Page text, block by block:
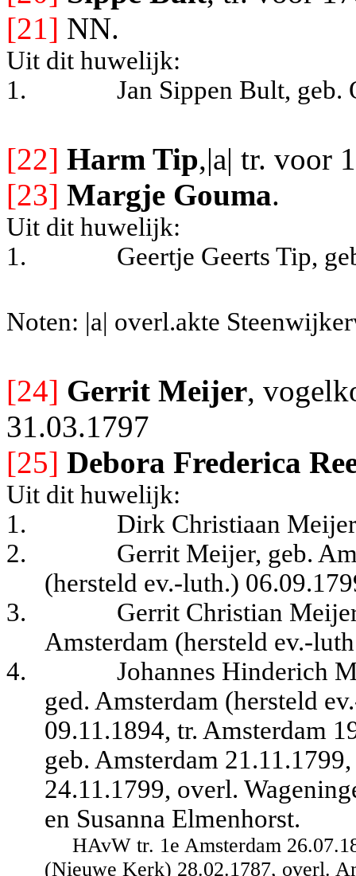
[21] NN.
Uit dit huwelijk:
1.
Jan Sippen Bult,
[22] Harm Tip,|a| tr. voor
[23] Margje Gouma.
Uit dit huwelijk:
1.
Geertje Geerts Tip,
Noten: |a| overl.akte
[24] Gerrit Meijer,
31.03.1797
[25] Debora Frederica
Uit dit huwelijk:
1.
Dirk Christiaan
2.
Gerrit Meijer, geb.
(hersteld ev.-luth.)
3.
Gerrit Christian
Amsterdam (hersteld ev.-
4.
Johannes Hinderich
ged. Amsterdam (hersteld
09.11.1894, tr. Amsterdam
geb. Amsterdam
24.11.1799, overl.
en Susanna Elmenhorst.
HAvW tr. 1e Amsterdam
(Nieuwe Kerk) 28.02.1787, overl.